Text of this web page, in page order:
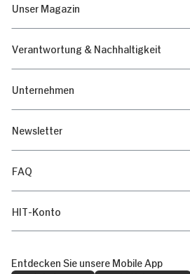
Unser Magazin
Verantwortung & Nachhaltigkeit
Unternehmen
Newsletter
FAQ
HIT-Konto
Entdecken Sie unsere Mobile App